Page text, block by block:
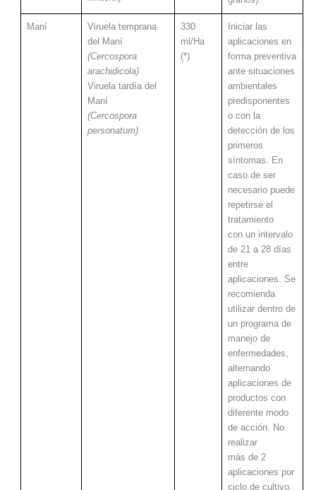
Maní
Viruela temprana
del Maní
(Cercospora
arachidicola)
Viruela tardía del
Maní
(Cercospora
personatum)
330
ml/Ha
(*)
Iniciar las
aplicaciones en
forma preventiva
ante situaciones
ambientales
predisponentes
o con la
detección de los
primeros
síntomas. En
caso de ser
necesario puede
repetirse el
tratamiento
con un intervalo
de 21 a 28 días
entre
aplicaciones. Se
recomienda
utilizar dentro de
un programa de
manejo de
enfermedades,
alternando
aplicaciones de
productos con
diferente modo
de acción. No
realizar
más de 2
aplicaciones por
ciclo de cultivo.